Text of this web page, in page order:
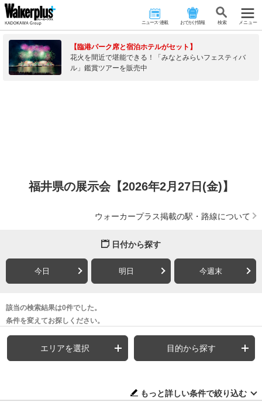
ニュース･連載 おでかけ情報 検 索 メニュー
【臨港パーク席と宿泊ホテルがセット】
花火を間近で堪能できる！「みなとみらいフェスティバ
ル」鑑賞ツアーを販売中
福井県の展示会【2026年2月27日(金)】
ウォーカープラス掲載の駅・路線について
日付から探す
今日 明日 今週末
該当の検索結果は0件でした。
条件を変えてお探しください。
エリアを選択 目的から探す
もっと詳しい条件で絞り込む